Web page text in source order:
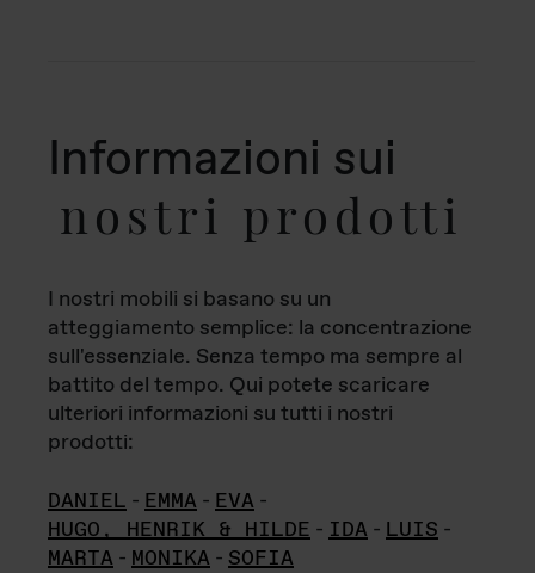
Informazioni sui
nostri prodotti
I nostri mobili si basano su un
atteggiamento semplice: la concentrazione
sull'essenziale. Senza tempo ma sempre al
battito del tempo. Qui potete scaricare
ulteriori informazioni su tutti i nostri
prodotti:
DANIEL - EMMA - EVA -
HUGO, HENRIK & HILDE - IDA - LUIS -
MARTA - MONIKA - SOFIA